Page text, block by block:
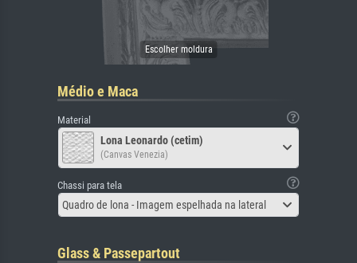
Médio e Maca
Material
Lona Leonardo (cetim)
(Canvas Venezia)
Chassi para tela
Quadro de lona - Imagem espelhada na lateral
Glass & Passepartout